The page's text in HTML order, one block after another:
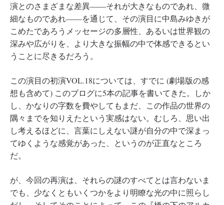
演とのさまざまな差異――それが大きなものであれ、微
細なものであれ――を通じて、その演目に中島みゆきが
こめたであろうメッセージの多層性、あるいは世界観の
深みや広がりを、より大きな振幅の中で体感できるとい
うことに尽きるだろう。
この演目の初演VOL.18については、すでに (劇場版の感
想も含めて) このブログに5本の記事を書いてきた。しか
し、かなりの字数を費やしてもまだ、この作品の世界の
隅々までを知りえたという実感はない。むしろ、思い出
し考えるほどに、言葉にしえない謎が自分の中で深まっ
てゆくような感覚があった、というのが正直なところ
だ。
が、今回の再演は、それらの謎のすべてとは言わないま
でも、少なくともいくつかをより明瞭な光の中に照らし